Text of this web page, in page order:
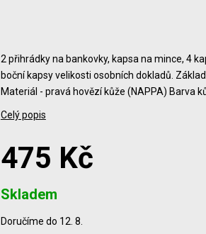
2 přihrádky na bankovky, kapsa na mince, 4
boční kapsy velikosti osobních dokladů.
Materiál - pravá hovězí kůže (NAPPA) Barva
Celý popis
475 Kč
Skladem
Doručíme do 12. 8.